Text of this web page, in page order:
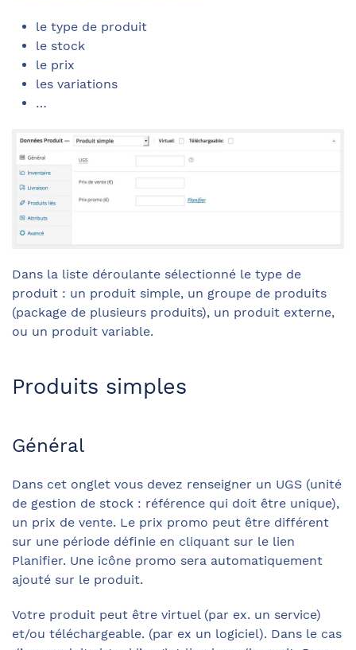
le type de produit
le stock
le prix
les variations
…
Dans la liste déroulante sélectionné le type de
produit : un produit simple, un groupe de produits
(package de plusieurs produits), un produit externe,
ou un produit variable.
Produits simples
Général
Dans cet onglet vous devez renseigner un UGS (unité
de gestion de stock : référence qui doit être unique),
un prix de vente. Le prix promo peut être différent
sur une période définie en cliquant sur le lien
Planifier. Une icône promo sera automatiquement
ajouté sur le produit.
Votre produit peut être virtuel (par ex. un service)
et/ou téléchargeable. (par ex un logiciel). Dans le cas